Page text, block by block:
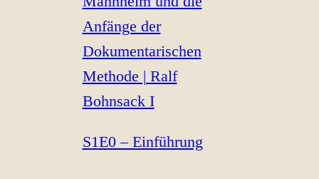
Anfänge der
Dokumentarischen
Methode | Ralf
Bohnsack I
S1E0 – Einführung